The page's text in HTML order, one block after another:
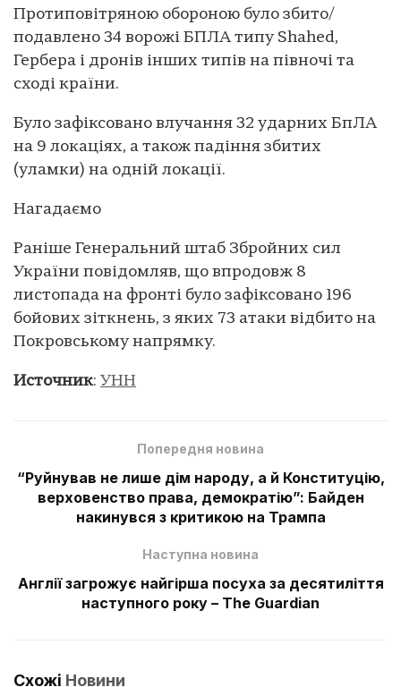
Протиповітряною обороною було збито/
подавлено 34 ворожі БПЛА типу Shahed,
Гербера і дронів інших типів на півночі та
сході країни.
Було зафіксовано влучання 32 ударних БпЛА
на 9 локаціях, а також падіння збитих
(уламки) на одній локації.
Нагадаємо
Раніше Генеральний штаб Збройних сил
України повідомляв, що впродовж 8
листопада на фронті було зафіксовано 196
бойових зіткнень, з яких 73 атаки відбито на
Покровському напрямку.
Источник: УНН
Попередня новина
“Руйнував не лише дім народу, а й Конституцію,
верховенство права, демократію”: Байден
накинувся з критикою на Трампа
Наступна новина
Англії загрожує найгірша посуха за десятиліття
наступного року – The Guardian
Схожі Новини